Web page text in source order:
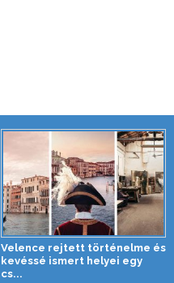
Velence rejtett történelme és
kevéssé ismert helyei egy
cs...